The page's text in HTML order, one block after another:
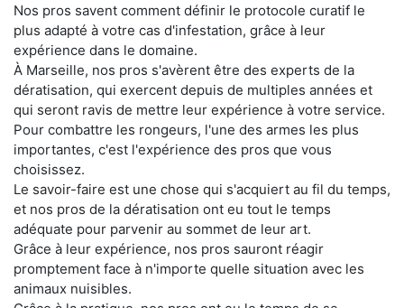
Nos pros savent comment définir le protocole curatif le
plus adapté à votre cas d'infestation, grâce à leur
expérience dans le domaine.
À Marseille, nos pros s'avèrent être des experts de la
dératisation, qui exercent depuis de multiples années et
qui seront ravis de mettre leur expérience à votre service.
Pour combattre les rongeurs, l'une des armes les plus
importantes, c'est l'expérience des pros que vous
choisissez.
Le savoir-faire est une chose qui s'acquiert au fil du temps,
et nos pros de la dératisation ont eu tout le temps
adéquate pour parvenir au sommet de leur art.
Grâce à leur expérience, nos pros sauront réagir
promptement face à n'importe quelle situation avec les
animaux nuisibles.